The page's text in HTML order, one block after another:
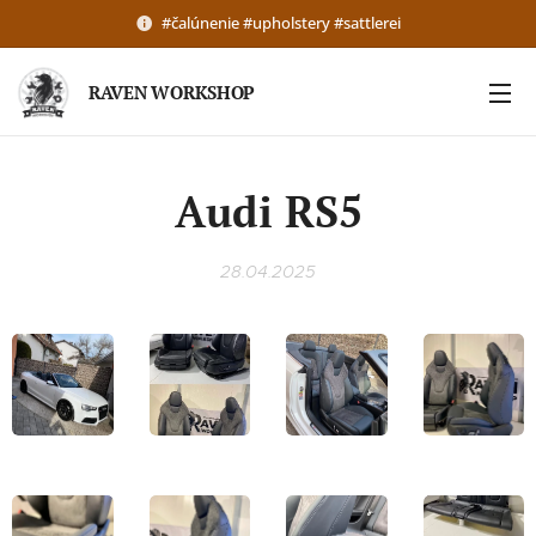
#čalúnenie #upholstery #sattlerei
RAVEN WORKSHOP
Audi RS5
28.04.2025